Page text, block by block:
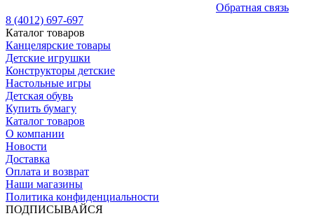
Обратная связь
8 (4012) 697-697
Каталог товаров
Канцелярские товары
Детские игрушки
Конструкторы детские
Настольные игры
Детская обувь
Купить бумагу
Каталог товаров
О компании
Новости
Доставка
Оплата и возврат
Наши магазины
Политика конфиденциальности
ПОДПИСЫВАЙСЯ